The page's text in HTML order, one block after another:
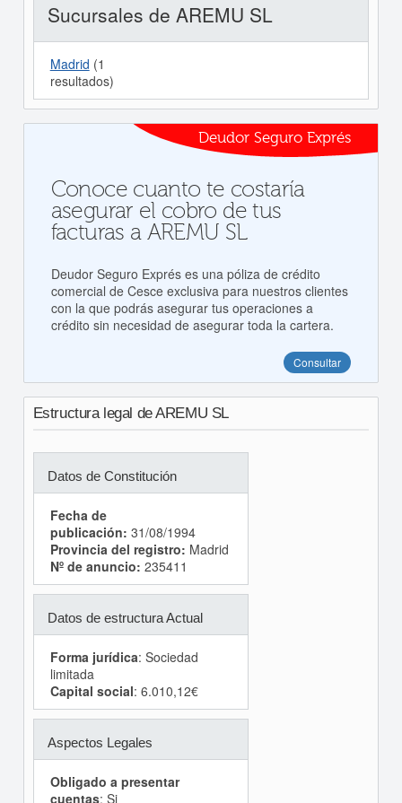
Sucursales de AREMU SL
Madrid (1
resultados)
Deudor Seguro Exprés
Conoce cuanto te costaría
asegurar el cobro de tus
facturas a AREMU SL
Deudor Seguro Exprés es una póliza de crédito
comercial de Cesce exclusiva para nuestros clientes
con la que podrás asegurar tus operaciones a
crédito sin necesidad de asegurar toda la cartera.
Consultar
Estructura legal de AREMU SL
Datos de Constitución
Fecha de
publicación: 31/08/1994
Provincia del registro: Madrid
Nº de anuncio: 235411
Datos de estructura Actual
Forma jurídica: Sociedad
limitada
Capital social: 6.010,12€
Aspectos Legales
Obligado a presentar
cuentas: Si